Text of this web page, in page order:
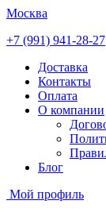
Москва
+7 (991) 941-28-27
Доставка
Контакты
Оплата
О компании
Блог
Мой профиль